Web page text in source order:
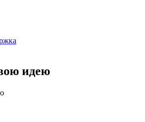
идею